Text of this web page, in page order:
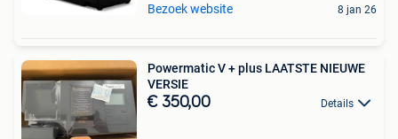
Bezoek website 8 jan 26
Powermatic V + plus LAATSTE NIEUWE
VERSIE
€ 350,00 Details